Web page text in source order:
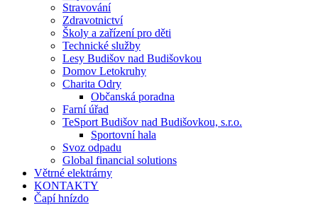
Stravování
Zdravotnictví
Školy a zařízení pro děti
Technické služby
Lesy Budišov nad Budišovkou
Domov Letokruhy
Charita Odry
Občanská poradna
Farní úřad
TeSport Budišov nad Budišovkou, s.r.o.
Sportovní hala
Svoz odpadu
Global financial solutions
Větrné elektrárny
KONTAKTY
Čapí hnízdo